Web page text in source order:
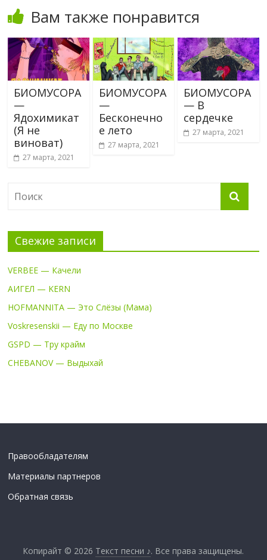
Вам также понравится
БИОМУСОРА
—
Ядохимикат
(Я не
виноват)
27 марта, 2021
БИОМУСОРА
—
Бесконечно
е лето
27 марта, 2021
БИОМУСОРА
— В
сердечке
27 марта, 2021
Свежие записи
VERBEE — Качели
АИГЕЛ — KERN
HOFMANNITA — Это Слёзы (Мама)
Voskresenskii — Еду по Москве
GSPD — Тру крайм
CHEBANOV — Выдыхай
Правообладателям
Материалы партнеров
Обратная связь
Копирайт © 2026 Текст песни ♪. Все права защищены.